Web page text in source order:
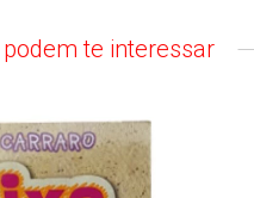
te interessar